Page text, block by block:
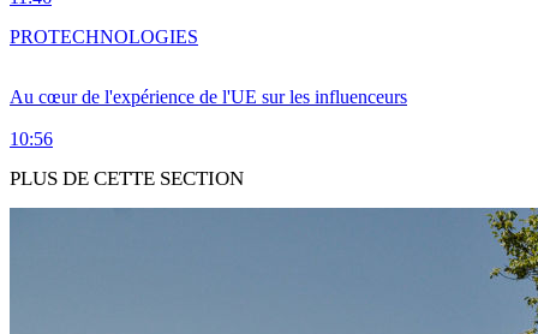
Au cœur de l'expérience de l'UE sur les influenceurs
10:56
PROTECHNOLOGIES
PLUS DE CETTE SECTION